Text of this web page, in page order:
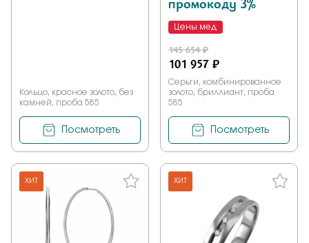
Кольцо, красное золото, без
камней, проба 585
Посмотреть
Цены мед
145 654 ₽
101 957 ₽
Серьги, комбинированное
золото, бриллиант, проба
585
Посмотреть
ХИТ ХИТ